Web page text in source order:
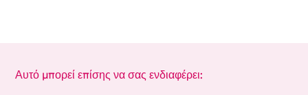
Αυτό μπορεί επίσης να σας ενδιαφέρει: